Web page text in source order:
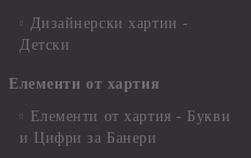
Дизайнерски хартии -
Детски
Елементи от хартия
Елементи от хартия - Букви
и Цифри за Банери